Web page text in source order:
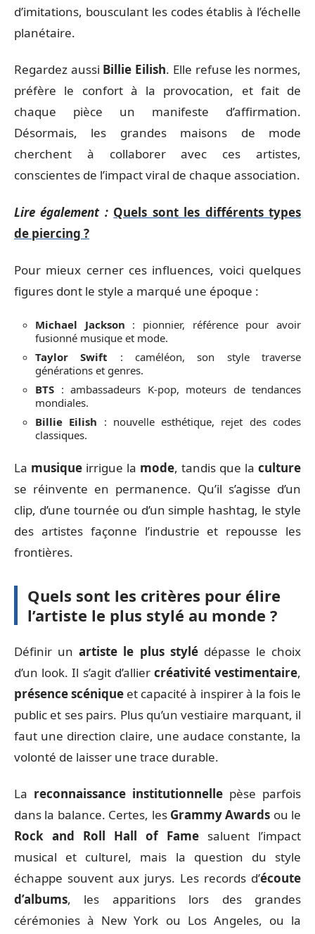
d’imitations, bousculant les codes établis à l’échelle
planétaire.
Regardez aussi Billie Eilish. Elle refuse les normes,
préfère le confort à la provocation, et fait de
chaque pièce un manifeste d’affirmation.
Désormais, les grandes maisons de mode
cherchent à collaborer avec ces artistes,
conscientes de l’impact viral de chaque association.
Lire également : Quels sont les différents types
de piercing ?
Pour mieux cerner ces influences, voici quelques
figures dont le style a marqué une époque :
Michael Jackson : pionnier, référence pour avoir
fusionné musique et mode.
Taylor Swift : caméléon, son style traverse
générations et genres.
BTS : ambassadeurs K-pop, moteurs de tendances
mondiales.
Billie Eilish : nouvelle esthétique, rejet des codes
classiques.
La musique irrigue la mode, tandis que la culture
se réinvente en permanence. Qu’il s’agisse d’un
clip, d’une tournée ou d’un simple hashtag, le style
des artistes façonne l’industrie et repousse les
frontières.
Quels sont les critères pour élire
l’artiste le plus stylé au monde ?
Définir unartiste le plus stylédépasse le choix
d’un look. Il s’agit d’allier créativité vestimentaire,
présence scénique et capacité à inspirer à la fois le
public et ses pairs. Plus qu’un vestiaire marquant, il
faut une direction claire, une audace constante, la
volonté de laisser une trace durable.
La reconnaissance institutionnelle pèse parfois
dans la balance. Certes, les Grammy Awards ou le
Rock and Roll Hall of Fame saluent l’impact
musical et culturel, mais la question du style
échappe souvent aux jurys. Les records d’écoute
d’albums, les apparitions lors des grandes
cérémonies à New York ou Los Angeles, ou la